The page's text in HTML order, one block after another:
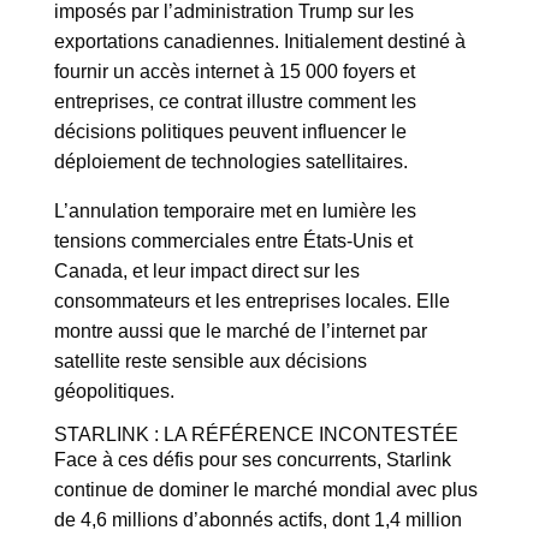
imposés par l’administration Trump sur les
exportations canadiennes. Initialement destiné à
fournir un accès internet à 15 000 foyers et
entreprises, ce contrat illustre comment les
décisions politiques peuvent influencer le
déploiement de technologies satellitaires.
L’annulation temporaire met en lumière les
tensions commerciales entre États-Unis et
Canada, et leur impact direct sur les
consommateurs et les entreprises locales. Elle
montre aussi que le marché de l’internet par
satellite reste sensible aux décisions
géopolitiques.
STARLINK : LA RÉFÉRENCE INCONTESTÉE
Face à ces défis pour ses concurrents, Starlink
continue de dominer le marché mondial avec plus
de 4,6 millions d’abonnés actifs, dont 1,4 million